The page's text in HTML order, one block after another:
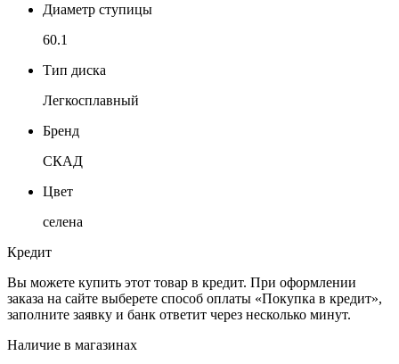
Диаметр ступицы
60.1
Тип диска
Легкосплавный
Бренд
СКАД
Цвет
селена
Кредит
Вы можете купить этот товар в кредит. При оформлении
заказа на сайте выберете способ оплаты «Покупка в кредит»,
заполните заявку и банк ответит через несколько минут.
Наличие в магазинах